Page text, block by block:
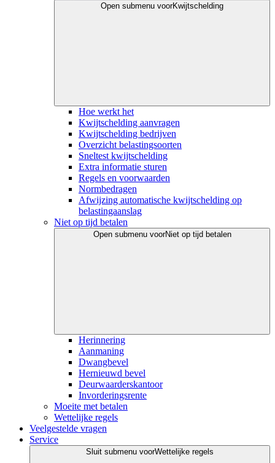
Open submenu voorKwijtschelding
Hoe werkt het
Kwijtschelding aanvragen
Kwijtschelding bedrijven
Overzicht belastingsoorten
Sneltest kwijtschelding
Extra informatie sturen
Regels en voorwaarden
Normbedragen
Afwijzing automatische kwijtschelding op
belastingaanslag
Niet op tijd betalen
Open submenu voorNiet op tijd betalen
Herinnering
Aanmaning
Dwangbevel
Hernieuwd bevel
Deurwaarderskantoor
Invorderingsrente
Moeite met betalen
Wettelijke regels
Veelgestelde vragen
Service
Sluit submenu voorWettelijke regels